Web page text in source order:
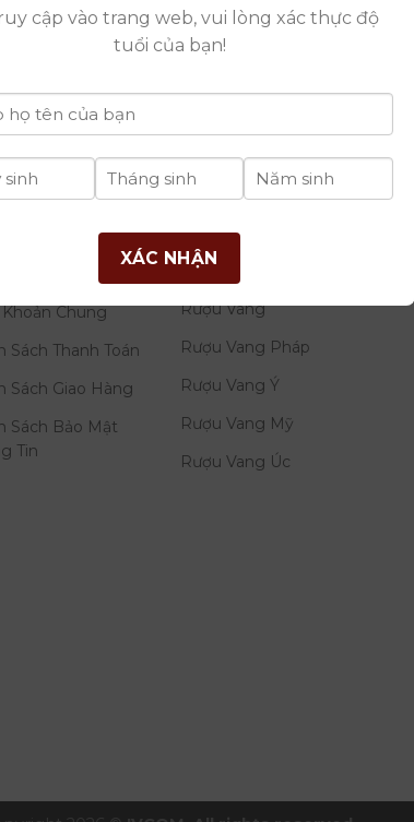
TIN
Chung
Sách Thanh Toán
Sách Giao Hàng
Sách Bảo Mật
Tin
DANH MỤC
RƯỢU
Rượu Vang
Rượu Vang Pháp
Rượu Vang Ý
Rượu Vang Mỹ
Rượu Vang Úc
cập vào trang web, vui lòng xác thực độ
tuổi của bạn!
XÁC NHẬN